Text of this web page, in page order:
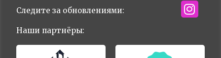
Следите за обновлениями:
Наши партнёры: